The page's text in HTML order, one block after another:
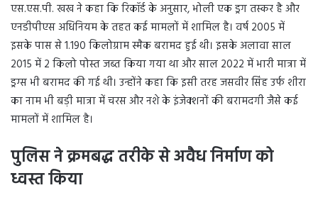
एस.एस.पी. खख ने कहा कि रिकॉर्ड के अनुसार, भोली एक ड्रग तस्कर है और
एनडीपीएस अधिनियम के तहत कई मामलों में शामिल है। वर्ष 2005 में
इसके पास से 1.190 किलोग्राम स्मैक बरामद हुई थी। इसके अलावा साल
2015 में 2 किलो पोस्त जब्त किया गया था और साल 2022 में भारी मात्रा में
ड्रग्स भी बरामद की गई थी। उन्होंने कहा कि इसी तरह जसवीर सिंह उर्फ शीरा
का नाम भी बड़ी मात्रा में चरस और नशे के इंजेक्शनों की बरामदगी जैसे कई
मामलों में शामिल है।
पुलिस ने क्रमबद्ध तरीके से अवैध निर्माण को
ध्वस्त किया